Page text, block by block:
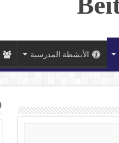
الأنشطة المدرسية